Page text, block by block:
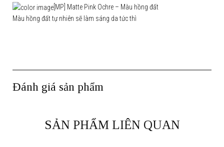
[MP] Matte Pink Ochre – Màu hồng đất
Màu hồng đất tự nhiên sẽ làm sáng da tức thì
Đánh giá sản phẩm
SẢN PHẨM LIÊN QUAN